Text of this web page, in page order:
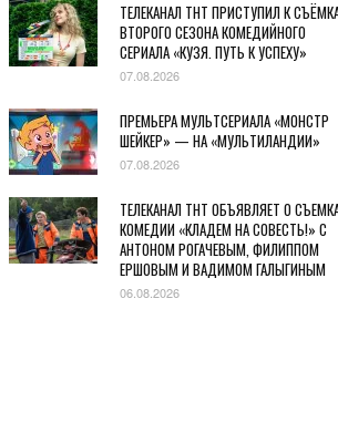
ТЕЛЕКАНАЛ ТНТ ПРИСТУПИЛ К
ВТОРОГО СЕЗОНА КОМЕДИЙНОГО
СЕРИАЛА «КУЗЯ. ПУТЬ К УСПЕХУ»
07.08.2026
ПРЕМЬЕРА МУЛЬТСЕРИАЛА «МОНСТР
ШЕЙКЕР» — НА «МУЛЬТИЛАНДИИ»
07.08.2026
ТЕЛЕКАНАЛ ТНТ ОБЪЯВЛЯЕТ О
КОМЕДИИ «КЛАДЕМ НА СОВЕСТЬ!» С
АНТОНОМ РОГАЧЕВЫМ, ФИЛИППОМ
ЕРШОВЫМ И ВАДИМОМ ГАЛЫГИНЫМ
06.08.2026